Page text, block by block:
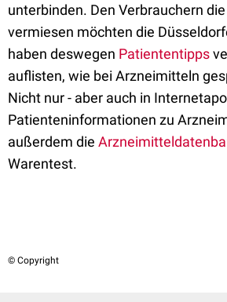
unterbinden. Den Verbrauchern
vermiesen möchten die
haben deswegen Patiententipps
auflisten, wie bei Arzneimitteln
Nicht nur - aber auch in
Patienteninformationen zu
außerdem die
Warentest.
© Copyright